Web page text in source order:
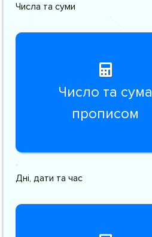
Числа та суми
Число та сума
прописом
Дні, дати та час